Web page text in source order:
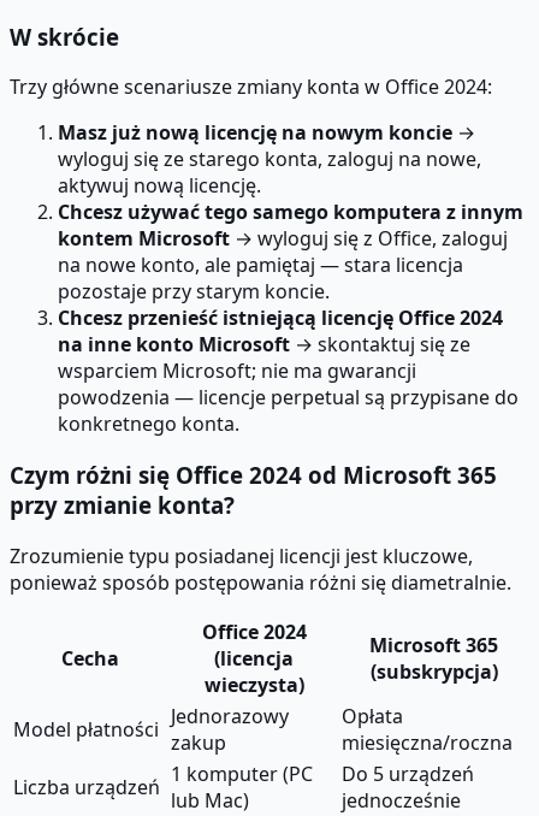
W skrócie
Trzy główne scenariusze zmiany konta w Office 2024:
Masz już nową licencję na nowym koncie →
wyloguj się ze starego konta, zaloguj na nowe,
aktywuj nową licencję.
Chcesz używać tego samego komputera z innym
kontem Microsoft → wyloguj się z Office, zaloguj
na nowe konto, ale pamiętaj — stara licencja
pozostaje przy starym koncie.
Chcesz przenieść istniejącą licencję Office 2024
na inne konto Microsoft → skontaktuj się ze
wsparciem Microsoft; nie ma gwarancji
powodzenia — licencje perpetual są przypisane do
konkretnego konta.
Czym różni się Office 2024 od Microsoft 365
przy zmianie konta?
Zrozumienie typu posiadanej licencji jest kluczowe,
ponieważ sposób postępowania różni się diametralnie.
Cecha
Office 2024
(licencja
wieczysta)
Microsoft 365
(subskrypcja)
Model płatności Jednorazowy
zakup
Opłata
miesięczna/roczna
Liczba urządzeń 1 komputer (PC
lub Mac)
Do 5 urządzeń
jednocześnie